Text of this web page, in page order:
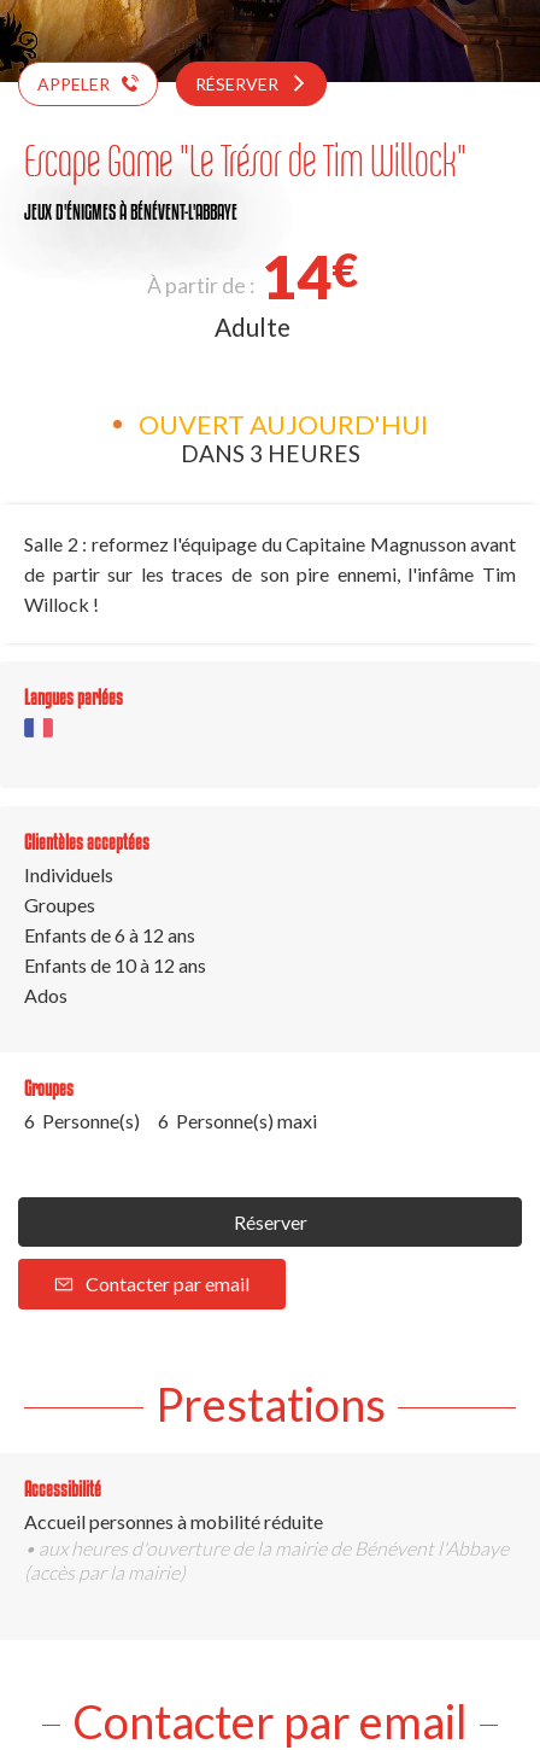
APPELER RÉSERVER
Escape Game "Le Trésor de Tim Willock"
JEUX D'ÉNIGMESÀ BÉNÉVENT-L'ABBAYE
À partir de : 14€
Adulte
OUVERT AUJOURD'HUI
DANS 3 HEURES
Salle 2 : reformez l'équipage du Capitaine Magnusson avant
de partir sur les traces de son pire ennemi, l'infâme Tim
Willock !
Langues parlées
Clientèles acceptées
Individuels
Groupes
Enfants de 6 à 12 ans
Enfants de 10 à 12 ans
Ados
Groupes
6 Personne(s)
6 Personne(s) maxi
Réserver
Contacter par email
Prestations
Accessibilité
Accueil personnes à mobilité réduite
• aux heures d'ouverture de la mairie de Bénévent l'Abbaye
(accès par la mairie)
Contacter par email